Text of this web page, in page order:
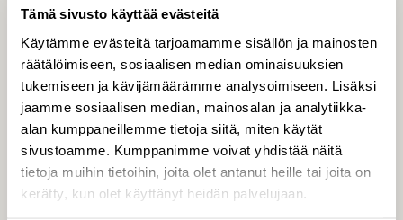
Tämä sivusto käyttää evästeitä
Käytämme evästeitä tarjoamamme sisällön ja mainosten
räätälöimiseen, sosiaalisen median ominaisuuksien
tukemiseen ja kävijämäärämme analysoimiseen. Lisäksi
jaamme sosiaalisen median, mainosalan ja analytiikka-
alan kumppaneillemme tietoja siitä, miten käytät
sivustoamme. Kumppanimme voivat yhdistää näitä
tietoja muihin tietoihin, joita olet antanut heille tai joita on
kerätty, kun olet käyttänyt heidän palvelujaan.
arvioidaan toteutuvan toukokuussa 2012.
Starlightin omistajista tulee järjestelyn myötä
osakkaita omistusyhtiö Eastavab Groupissa.
Lisätietoja:
Olli Liitola, senior partner, CapMan Buyout, p.
0400 605 040
Per Eriksson, toimitusjohtaja, United Audio